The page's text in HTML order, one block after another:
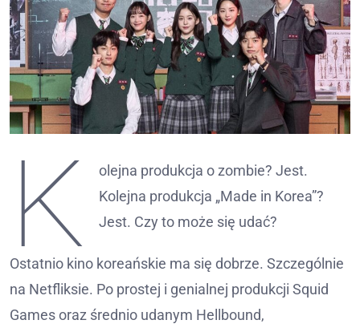
K
olejna produkcja o zombie? Jest.
Kolejna produkcja „Made in Korea”?
Jest. Czy to może się udać?
Ostatnio kino koreańskie ma się dobrze. Szczególnie
na Netfliksie. Po prostej i genialnej produkcji Squid
Games oraz średnio udanym Hellbound,